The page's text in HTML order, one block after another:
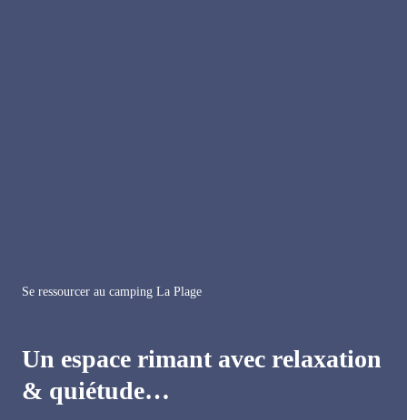
Se ressourcer au camping La Plage
Un espace rimant avec relaxation
& quiétude…